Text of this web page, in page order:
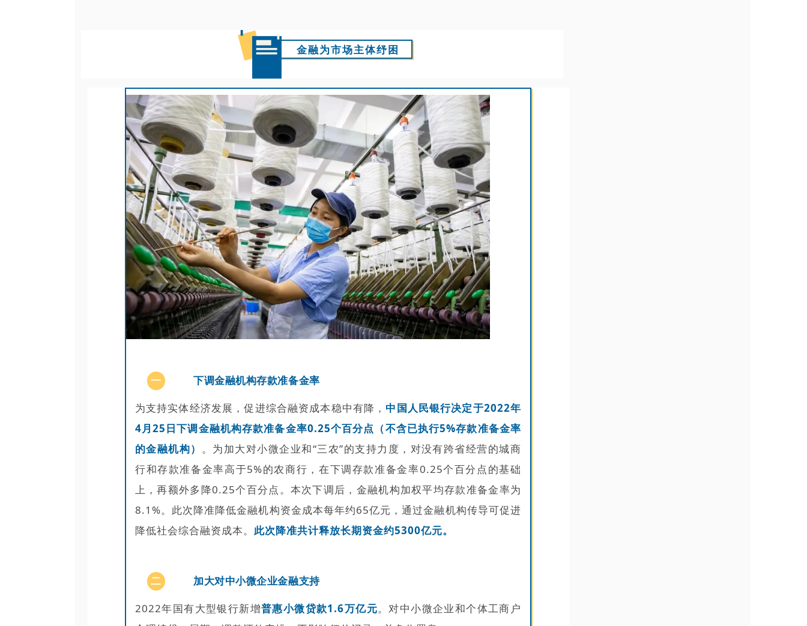
金融为市场主体纾困
一
下调金融机构存款准备金率
为支持实体经济发展，促进综合融资成本稳中有降， 中国人民银行决定于2022年
4月25日下调金融机构存款准备金率0.25个百分点（不含已执行5%存款准备金率
的金融机构） 。为加大对小微企业和“三农”的支持力度，对没有跨省经营的城商
行和存款准备金率高于5%的农商行，在下调存款准备金率0.25个百分点的基础
上，再额外多降0.25个百分点。本次下调后，金融机构加权平均存款准备金率为
8.1%。此次降准降低金融机构资金成本每年约65亿元，通过金融机构传导可促进
降低社会综合融资成本。 此次降准共计释放长期资金约5300亿元。
二
加大对中小微企业金融支持
2022年国有大型银行新增普惠小微贷款1.6万亿元。对中小微企业和个体工商户